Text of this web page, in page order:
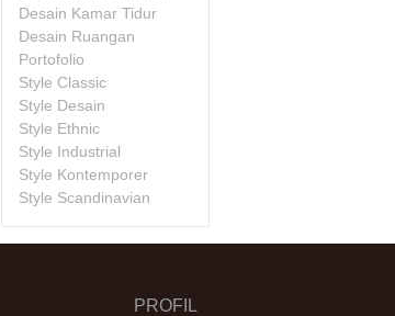
Desain Kamar Tidur
Desain Ruangan
Portofolio
Style Classic
Style Desain
Style Ethnic
Style Industrial
Style Kontemporer
Style Scandinavian
PROFIL